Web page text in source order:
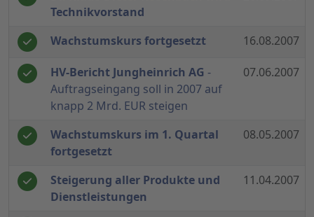
Technikvorstand
Wachstumskurs fortgesetzt 16.08.2007
HV-Bericht Jungheinrich AG -
Auftragseingang soll in 2007 auf
knapp 2 Mrd. EUR steigen
07.06.2007
Wachstumskurs im 1. Quartal
fortgesetzt
08.05.2007
Steigerung aller Produkte und
Dienstleistungen
11.04.2007